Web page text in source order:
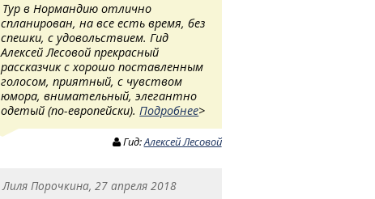
Тур в Нормандию отлично
спланирован, на все есть время, без
спешки, с удовольствием. Гид
Алексей Лесовой прекрасный
рассказчик с хорошо поставленным
голосом, приятный, с чувством
юмора, внимательный, элегантно
одетый (по-европейски).Подробнее>
Гид:Алексей Лесовой
Лиля Порочкина, 27 апреля 2018